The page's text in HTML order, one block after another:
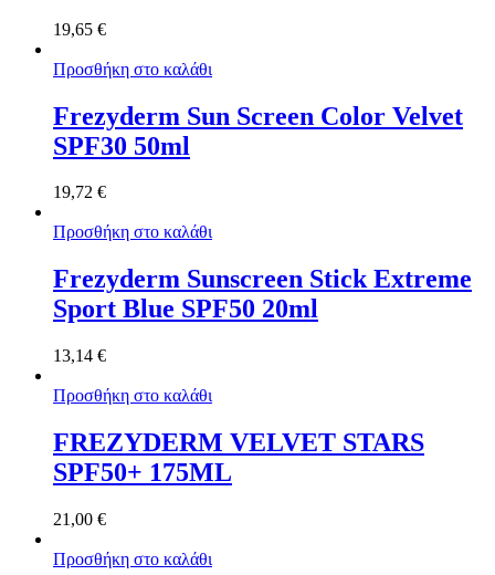
19,65 €
Προσθήκη στο καλάθι
Frezyderm Sun Screen Color Velvet
SPF30 50ml
19,72 €
Προσθήκη στο καλάθι
Frezyderm Sunscreen Stick Extreme
Sport Blue SPF50 20ml
13,14 €
Προσθήκη στο καλάθι
FREZYDERM VELVET STARS
SPF50+ 175ML
21,00 €
Προσθήκη στο καλάθι